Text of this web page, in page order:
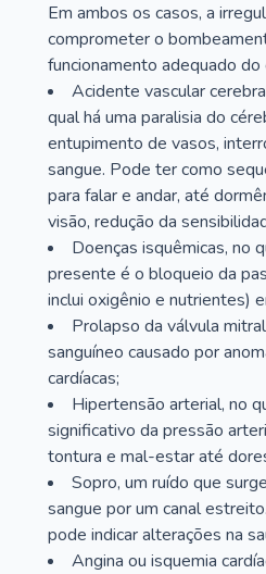
Em ambos os casos, a
comprometer o
funcionamento adequado do
Acidente vascular
qual há uma paralisia do
entupimento de vasos,
sangue. Pode ter como
para falar e andar, até
visão, redução da
Doenças isquêmicas, no
presente é o bloqueio da
inclui oxigênio e nutrientes)
Prolapso da válvula
sanguíneo causado por
cardíacas;
Hipertensão arterial, no
significativo da pressão
tontura e mal-estar até
Sopro, um ruído que
sangue por um canal
pode indicar alterações na
Angina ou isquemia